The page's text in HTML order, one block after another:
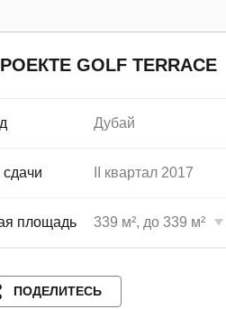
GOLF TERRACE
Дубай
II квартал 2017
площадь 339 м², до 339 м²
ПОДЕЛИТЕСЬ